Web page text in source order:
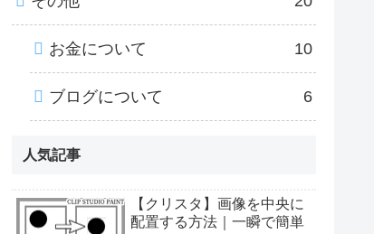
お金について 10
ブログについて 6
人気記事
【クリスタ】画像を中央に
配置する方法｜一瞬で簡単